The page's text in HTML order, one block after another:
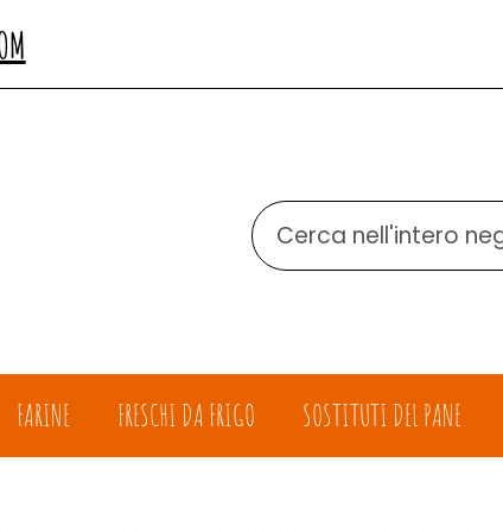
Cerca
Prodotto
FARINE FRESCHI DA FRIGO SOSTITUTI DEL PANE